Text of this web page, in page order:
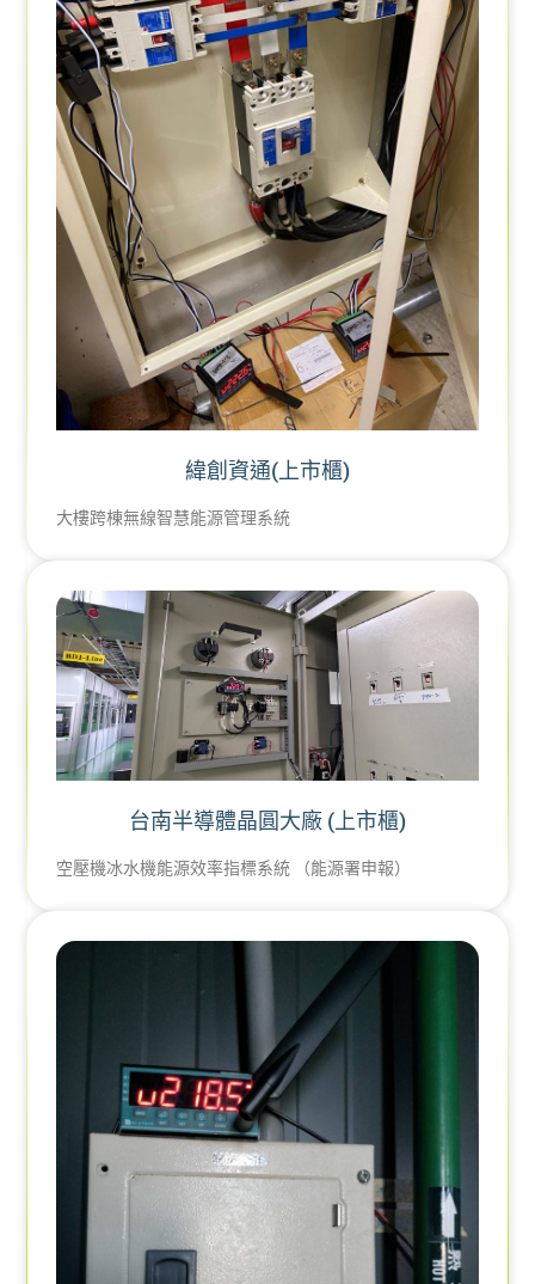
緯創資通(上市櫃)
大樓跨棟無線智慧能源管理系統
台南半導體晶圓大廠 (上市櫃)
空壓機冰水機能源效率指標系統 （能源署申報）